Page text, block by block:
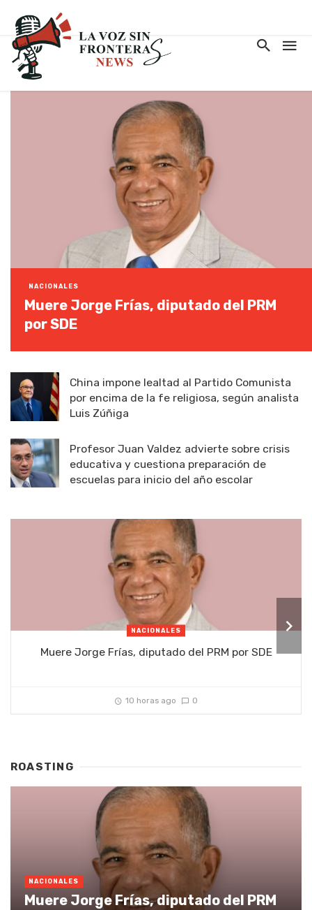
NACIONALES
Muere Jorge Frías, diputado del PRM
por SDE
China impone lealtad al Partido Comunista
por encima de la fe religiosa, según analista
Luis Zúñiga
Profesor Juan Valdez advierte sobre crisis
educativa y cuestiona preparación de
escuelas para inicio del año escolar
NACIONALES
Muere Jorge Frías, diputado del PRM por SDE
10 horas ago 0
ROASTING
NACIONALES
Muere Jorge Frías, diputado del PRM